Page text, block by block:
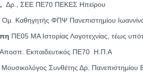
Δρ.,
ΣΕΕ ΠΕ70 ΠΕΚΕΣ Ηπείρου
Ομ. Καθηγητής ΦΠΨ Πανεπιστημίου
ΠΕ05 ΜΑ Ιστορίας Λογοτεχνίας, τέως
Αποσπ. Εκπαιδευτικός ΠΕ70 Η.Π.Α
Μουσικολόγος Συνθέτης Δρ. Πανεπιστημίου